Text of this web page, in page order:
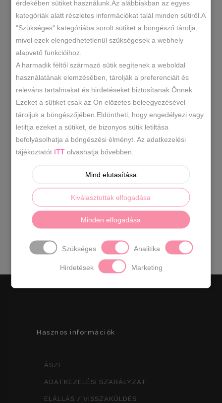
színben
mennyiség
KOSÁRBA TESZEM
SKU 25109
KATEGÓRIÁK
-20% -30% -40% ,2025 Ősz/Tél,
Táskák,Válltáska
CÍMKE via55 válltáska
LEÍRÁS
TOVÁBBI INFORMÁCIÓK
Divatos válltáska. Egy rekeszes.
Anyaga:rostbőrSzármazási hely:EUSzín:
Méret: Szé 33 x Ma 33 x Mé
Hasznos információk
ÁSZF
ADATKEZELÉSI SZABÁLYZAT
ELÁLLÁS / VISSZAKÜLDÉS
érdekében sütiket használunk.Az alábbiakban az egyes
kategóriák alatt részletes információkat talál minden sütiről.A
"Szükséges" kategóriába sorolt sütiket a böngésző tárolja,
mivel ezek elengedhetetlenül szükségesek a webhely
alapvető funkcióihoz.
A harmadik féltől származó sütik segítenek a weboldal
használatának elemzésében, tárolják a preferenciáit és
releváns tartalmakat és hirdetéseket biztosítanak Önnek.
Ezeket a sütiket csak az Ön előzetes beleegyezésével
tároljuk a böngészőjében.Eldöntheti, hogy engedélyezi vagy
letiltja ezeket a sütiket, de bizonyos sütik letiltása
befolyásolhatja a böngészési élményt. Az adatkezelési
tájékoztatót ITT olvashatja bővebben.
Mind elutasítása
Kiválasztottak elfogadása
Minden elfogadása
Szükséges Analitika
Hirdetések Marketing